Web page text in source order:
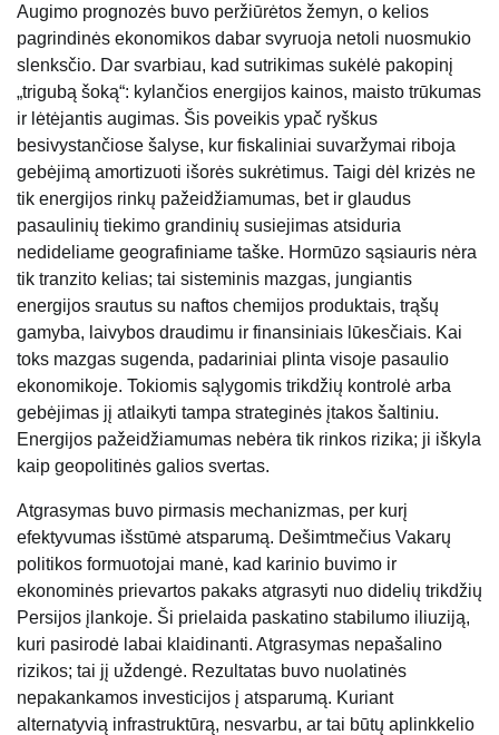
Augimo prognozės buvo peržiūrėtos žemyn, o kelios
pagrindinės ekonomikos dabar svyruoja netoli nuosmukio
slenksčio. Dar svarbiau, kad sutrikimas sukėlė pakopinį
„trigubą šoką“: kylančios energijos kainos, maisto trūkumas
ir lėtėjantis augimas. Šis poveikis ypač ryškus
besivystančiose šalyse, kur fiskaliniai suvaržymai riboja
gebėjimą amortizuoti išorės sukrėtimus. Taigi dėl krizės ne
tik energijos rinkų pažeidžiamumas, bet ir glaudus
pasaulinių tiekimo grandinių susiejimas atsiduria
nedideliame geografiniame taške. Hormūzo sąsiauris nėra
tik tranzito kelias; tai sisteminis mazgas, jungiantis
energijos srautus su naftos chemijos produktais, trąšų
gamyba, laivybos draudimu ir finansiniais lūkesčiais. Kai
toks mazgas sugenda, padariniai plinta visoje pasaulio
ekonomikoje. Tokiomis sąlygomis trikdžių kontrolė arba
gebėjimas jį atlaikyti tampa strateginės įtakos šaltiniu.
Energijos pažeidžiamumas nebėra tik rinkos rizika; ji iškyla
kaip geopolitinės galios svertas.
Atgrasymas buvo pirmasis mechanizmas, per kurį
efektyvumas išstūmė atsparumą. Dešimtmečius Vakarų
politikos formuotojai manė, kad karinio buvimo ir
ekonominės prievartos pakaks atgrasyti nuo didelių trikdžių
Persijos įlankoje. Ši prielaida paskatino stabilumo iliuziją,
kuri pasirodė labai klaidinanti. Atgrasymas nepašalino
rizikos; tai jį uždengė. Rezultatas buvo nuolatinės
nepakankamos investicijos į atsparumą. Kuriant
alternatyvią infrastruktūrą, nesvarbu, ar tai būtų aplinkkelio